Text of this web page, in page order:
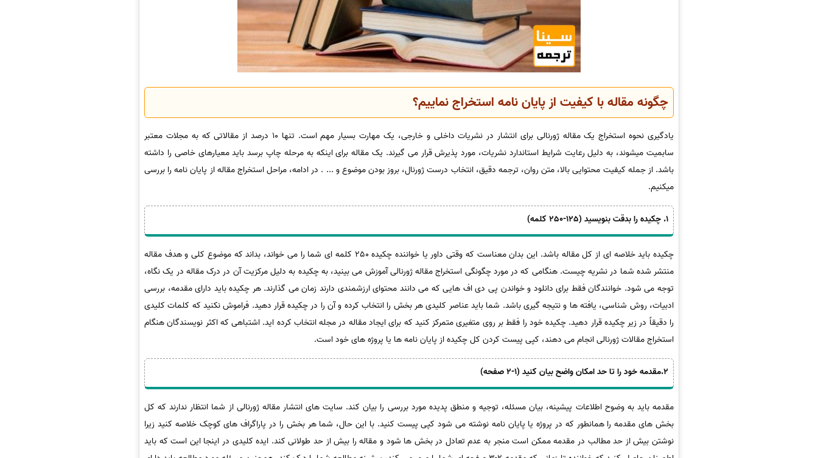
چگونه مقاله با کیفیت از پایان نامه استخراج نماییم؟
یادگیری نحوه استخراج یک مقاله ژورنالی برای انتشار در نشریات داخلی و خارجی، یک مهارت بسیار مهم است. تنها 10 درصد از مقالاتی که به مجلات معتبر
سابمیت میشوند، به دلیل رعایت شرایط استاندارد نشریات، مورد پذیرش قرار می گیرند. یک مقاله برای اینکه به مرحله چاپ برسد باید معیارهای خاصی را داشته
باشد. از جمله کیفیت محتوایی بالا، متن روان، ترجمه دقیق، انتخاب درست ژورنال، بروز بودن موضوع و ... . در ادامه، مراحل استخراج مقاله از پایان نامه را بررسی
میکنیم.
1. چکیده را بدقت بنویسید (125-250 کلمه)
چکیده باید خلاصه ای از کل مقاله باشد. این بدان معناست که وقتی داور یا خواننده چکیده 250 کلمه ای شما را می خواند، بداند که موضوع کلی و هدف مقاله
منتشر شده شما در نشریه چیست. هنگامی که در مورد چگونگی استخراج مقاله ژورنالی آموزش می بینید، به چکیده به دلیل مرکزیت آن در درک مقاله در یک نگاه،
توجه می شود. خوانندگان فقط برای دانلود و خواندن پی دی اف هایی که می دانند محتوای ارزشمندی دارند زمان می گذارند. هر چکیده باید دارای مقدمه، بررسی
ادبیات، روش شناسی، یافته ها و نتیجه گیری باشد. شما باید عناصر کلیدی هر بخش را انتخاب کرده و آن را در چکیده قرار دهید. فراموش نکنید که کلمات کلیدی
را دقیقاً در زیر چکیده قرار دهید. چکیده خود را فقط بر روی متغیری متمرکز کنید که برای ایجاد مقاله در مجله انتخاب کرده اید. اشتباهی که اکثر نویسندگان هنگام
استخراج مقالات ژورنالی انجام می دهند، کپی پیست کردن کل چکیده از پایان نامه ها یا پروژه های خود است.
2.مقدمه خود را تا حد امکان واضح بیان کنید (1-2 صفحه)
مقدمه باید به وضوح اطلاعات پیشینه، بیان مسئله، توجیه و منطق پدیده مورد بررسی را بیان کند. سایت های انتشار مقاله ژورنالی از شما انتظار ندارند که کل
بخش های مقدمه را همانطور که در پروژه یا پایان نامه نوشته می شود کپی پیست کنید. با این حال، شما هر بخش را در پاراگراف های کوچک خلاصه کنید زیرا
نوشتن بیش از حد مطالب در مقدمه ممکن است منجر به عدم تعادل در بخش ها شود و مقاله را بیش از حد طولانی کند. ایده کلیدی در اینجا این است که باید